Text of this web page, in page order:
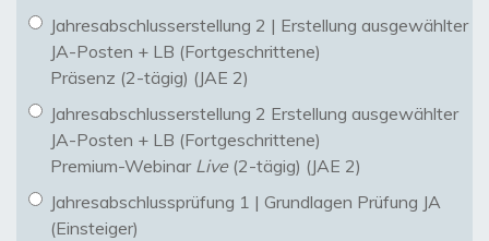
Jahresabschlusserstellung 2 | Erstellung ausgewählter
JA-Posten + LB (Fortgeschrittene)
Präsenz (2-tägig) (JAE 2)
Jahresabschlusserstellung 2 Erstellung ausgewählter
JA-Posten + LB (Fortgeschrittene)
Premium-Webinar Live (2-tägig) (JAE 2)
Jahresabschlussprüfung 1 | Grundlagen Prüfung JA
(Einsteiger)